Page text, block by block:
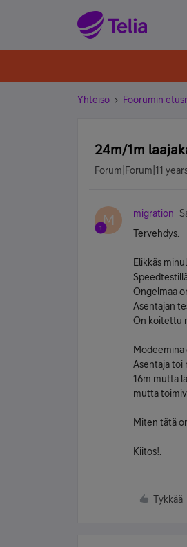
Yhteisö Foorumin
24m/1m
Forum|Forum|11
M migration
Tervehdys.
Elikkäs
Ongelmaa
Asentajan
On koitettu
Modeemina
Asentaja toi
16m mutta
mutta
Miten tätä
Kiitos!.
Tykkää